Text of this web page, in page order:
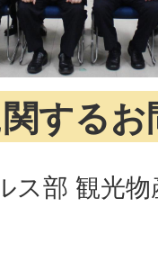
する
ス部 観光